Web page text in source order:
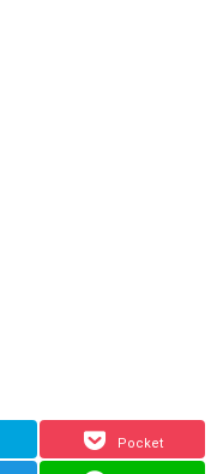
Pocket